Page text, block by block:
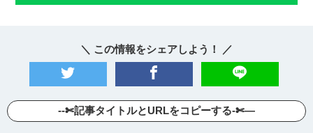
＼ この情報をシェアしよう！ ／
--✄記事タイトルとURLをコピーする-✄—